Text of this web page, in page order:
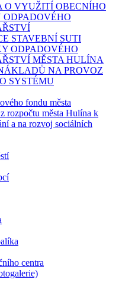
O VYUŽITÍ OBECNÍHO
ODPADOVÉHO
STAVEBNÍ SUTI
ODPADOVÉHO
MĚSTA HULÍNA
NA PROVOZ
SYSTÉMU
fondu města
rozpočtu města Hulína k
a na rozvoj sociálních
centra